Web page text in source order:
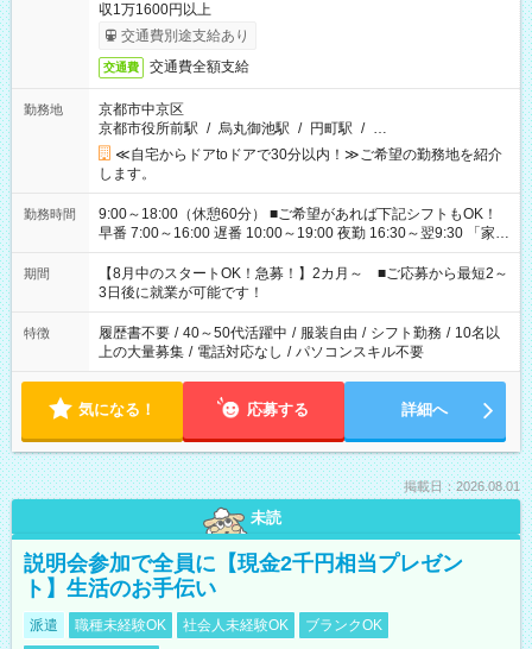
収1万1600円以上
交通費別途支給あり
交通費 交通費全額支給
勤務地
京都市中京区
京都市役所前駅 / 烏丸御池駅 / 円町駅 / …
≪自宅からドアtoドアで30分以内！≫ご希望の勤務地を紹介
します。
勤務時間
9:00～18:00（休憩60分） ■ご希望があれば下記シフトもOK！
早番 7:00～16:00 遅番 10:00～19:00 夜勤 16:30～翌9:30 「家族
と休みを合わせたい」 「余裕を持って夕飯の準備がしたい」
「できれば残業はしたくない」 など、ご希望を教えてください
ね。 ※Wワーク希望の方へ 今ご覧のお仕事で希望する勤務時間
と、もう1つのお仕事の勤務時間。 合計で週40時間を超える場
合は応募できません。
期間
【8月中のスタートOK！急募！】2カ月～ ■ご応募から最短2～
3日後に就業が可能です！
特徴 履歴書不要 / 40～50代活躍中 / 服装自由 / シフト勤務 / 10名以
上の大量募集 / 電話対応なし / パソコンスキル不要
気になる！ 応募する 詳細へ
掲載日：2026.08.01
未読
説明会参加で全員に【現金2千円相当プレゼン
ト】生活のお手伝い
派遣 職種未経験OK 社会人未経験OK
ブランクOK